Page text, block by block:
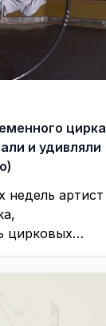
цирка
и удивляли
недель артист
цирковых
Смолов и
Маркус